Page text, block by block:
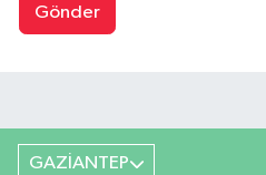
Gönder
GAZİANTEP